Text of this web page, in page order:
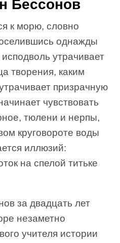
Бессонов
к морю, словно
однажды
утрачивает
творения, каким
призрачную
чувствовать
тюлени и нерпы,
круговороте воды
иллюзий:
на спелой титьке
за двадцать лет
незаметно
учителя истории